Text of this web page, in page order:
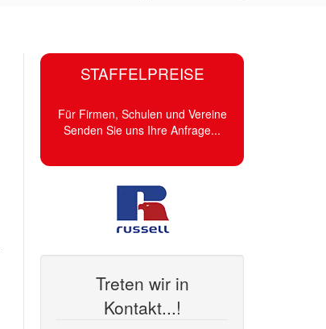
STAFFELPREISE
Für Firmen, Schulen und Vereine
Senden Sie uns Ihre Anfrage...
Treten wir in
Kontakt...!